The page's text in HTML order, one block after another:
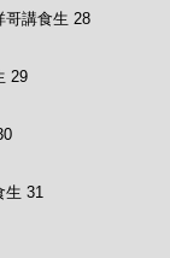
哥講食生 28
29
生 31